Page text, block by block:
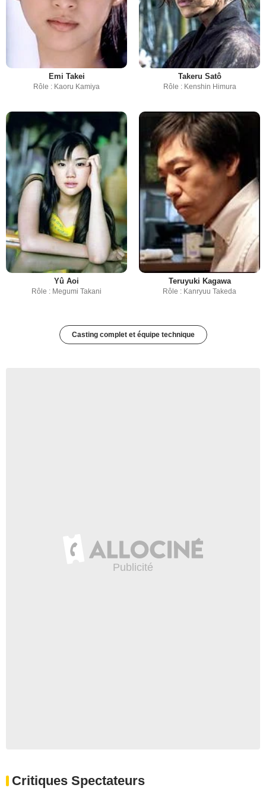
Emi Takei
Rôle : Kaoru Kamiya
Takeru Satô
Rôle : Kenshin Himura
Yû Aoi
Rôle : Megumi Takani
Teruyuki Kagawa
Rôle : Kanryuu Takeda
Casting complet et équipe technique
Critiques Spectateurs